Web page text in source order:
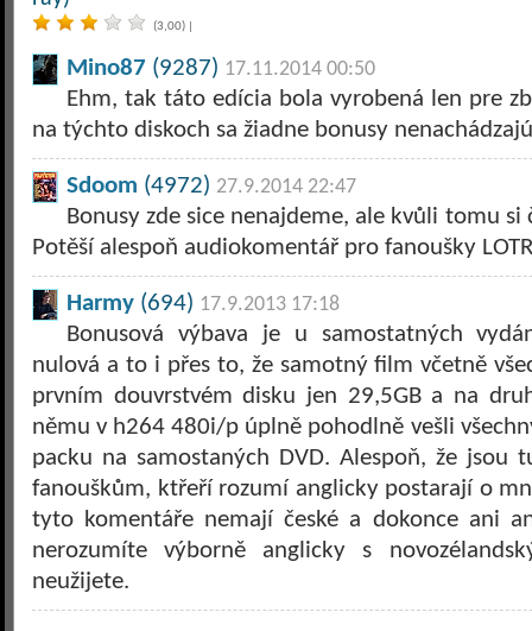
(3,00)
Mino87 (9287) 17.11.2014 00:50
Ehm, tak táto edícia bola vyrobená len pre
na týchto diskoch sa žiadne bonusy
Sdoom (4972) 27.9.2014 22:47
Bonusy zde sice nenajdeme, ale kvůli tomu
Potěší alespoň audiokomentář pro fanoušky
Harmy (694) 17.9.2013 17:18
Bonusová výbava je u samostatných
nulová a to i přes to, že samotný film včetně
prvním douvrstvém disku jen 29,5GB a na
němu v h264 480i/p úplně pohodlně vešli
packu na samostaných DVD. Alespoň, že jsou
fanouškům, ktřeří rozumí anglicky postarají o
tyto komentáře nemají české a dokonce ani
nerozumíte výborně anglicky s
neužijete.